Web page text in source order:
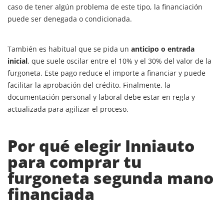
caso de tener algún problema de este tipo, la financiación
puede ser denegada o condicionada.
También es habitual que se pida un anticipo o entrada
inicial, que suele oscilar entre el 10% y el 30% del valor de la
furgoneta. Este pago reduce el importe a financiar y puede
facilitar la aprobación del crédito. Finalmente, la
documentación personal y laboral debe estar en regla y
actualizada para agilizar el proceso.
Por qué elegir Inniauto
para comprar tu
furgoneta segunda mano
financiada